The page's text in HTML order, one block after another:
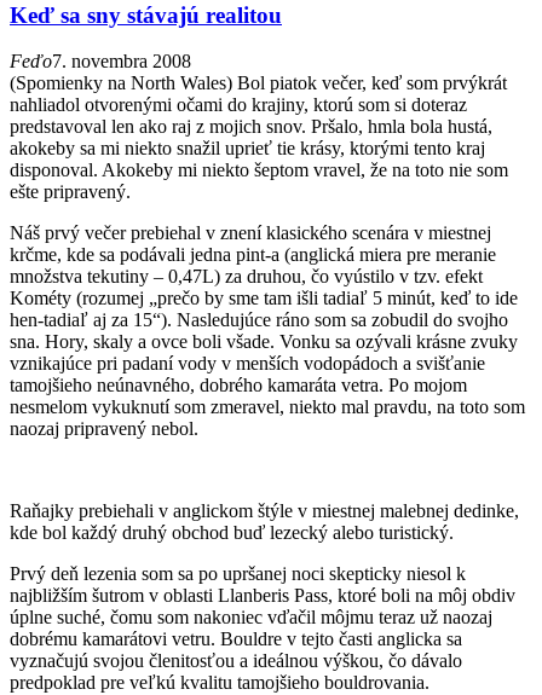
Keď sa sny stávajú realitou
Feďo7. novembra 2008
(Spomienky na North Wales) Bol piatok večer, keď som prvýkrát
nahliadol otvorenými očami do krajiny, ktorú som si doteraz
predstavoval len ako raj z mojich snov. Pršalo, hmla bola hustá,
akokeby sa mi niekto snažil uprieť tie krásy, ktorými tento kraj
disponoval. Akokeby mi niekto šeptom vravel, že na toto nie som
ešte pripravený.
Náš prvý večer prebiehal v znení klasického scenára v miestnej
krčme, kde sa podávali jedna pint-a (anglická miera pre meranie
množstva tekutiny – 0,47L) za druhou, čo vyústilo v tzv. efekt
Kométy (rozumej „prečo by sme tam išli tadiaľ 5 minút, keď to ide
hen-tadiaľ aj za 15“). Nasledujúce ráno som sa zobudil do svojho
sna. Hory, skaly a ovce boli všade. Vonku sa ozývali krásne zvuky
vznikajúce pri padaní vody v menších vodopádoch a svišťanie
tamojšieho neúnavného, dobrého kamaráta vetra. Po mojom
nesmelom vykuknutí som zmeravel, niekto mal pravdu, na toto som
naozaj pripravený nebol.
Raňajky prebiehali v anglickom štýle v miestnej malebnej dedinke,
kde bol každý druhý obchod buď lezecký alebo turistický.
Prvý deň lezenia som sa po upršanej noci skepticky niesol k
najbližším šutrom v oblasti Llanberis Pass, ktoré boli na môj obdiv
úplne suché, čomu som nakoniec vďačil môjmu teraz už naozaj
dobrému kamarátovi vetru. Bouldre v tejto časti anglicka sa
vyznačujú svojou členitosťou a ideálnou výškou, čo dávalo
predpoklad pre veľkú kvalitu tamojšieho bouldrovania.